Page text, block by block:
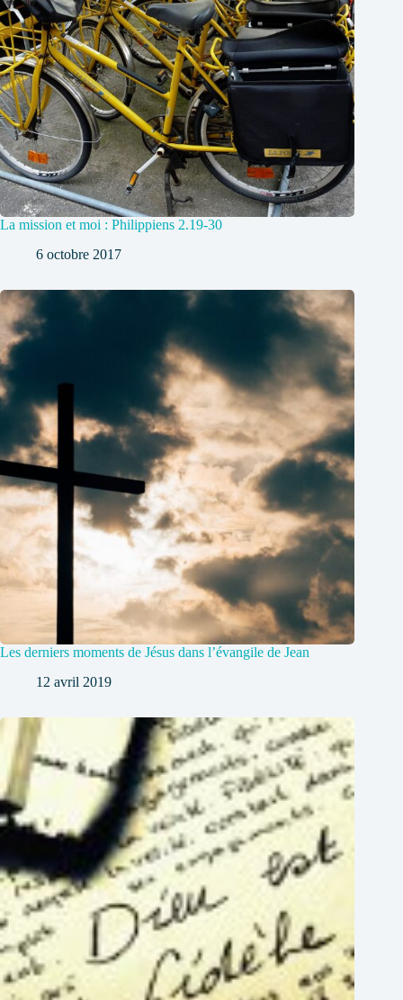
La mission et moi : Philippiens 2.19-30
6 octobre 2017
Les derniers moments de Jésus dans l’évangile de Jean
12 avril 2019